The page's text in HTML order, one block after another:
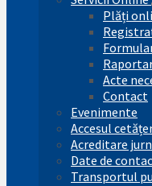
Plăți
Acte
Contact
Evenimente
Accesul
Acreditare
Date de
Transportul